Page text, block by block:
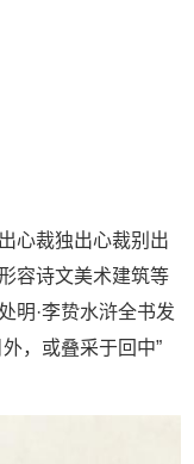
心裁独出心裁别出
容诗文美术建筑等
明·李贽水浒全书发
，或叠采于回中”